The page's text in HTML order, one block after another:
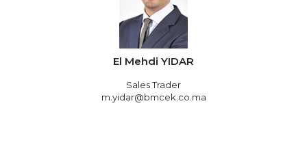
El Mehdi YIDAR
Sales Trader
m.yidar@bmcek.co.ma